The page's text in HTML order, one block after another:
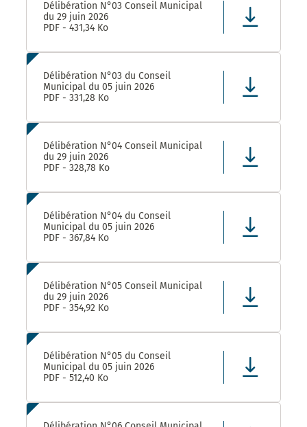
Délibération N°03 Conseil Municipal
du 29 juin 2026
PDF - 431,34 Ko
Délibération N°03 du Conseil
Municipal du 05 juin 2026
PDF - 331,28 Ko
Délibération N°04 Conseil Municipal
du 29 juin 2026
PDF - 328,78 Ko
Délibération N°04 du Conseil
Municipal du 05 juin 2026
PDF - 367,84 Ko
Délibération N°05 Conseil Municipal
du 29 juin 2026
PDF - 354,92 Ko
Délibération N°05 du Conseil
Municipal du 05 juin 2026
PDF - 512,40 Ko